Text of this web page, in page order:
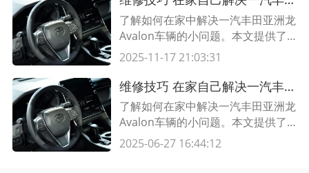
了解如何在家中解决一汽丰田亚洲龙
Avalon车辆的小问题。本文提供了
一些简单的维修技巧，帮助您节省时
2025-11-17 21:03:31
维修技巧 在家自己解决一汽丰田亚洲龙Avalon的小问题
了解如何在家中解决一汽丰田亚洲龙
Avalon车辆的小问题。本文提供了
一些简单的维修技巧，帮助您节省时
2025-06-27 16:44:12